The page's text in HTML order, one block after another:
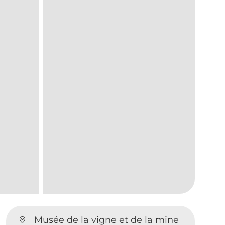
Musée de la vigne et de la mine